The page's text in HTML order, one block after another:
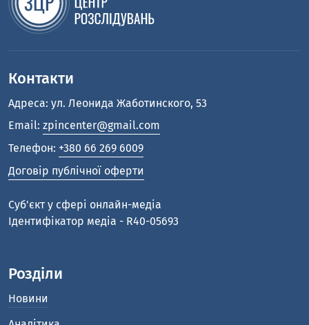
Контакти
Адреса: ул. Леонида Жаботинского, 53
Email: zpincenter@gmail.com
Телефон: +380 66 269 6009
Договір публічної оферти
Cуб'єкт у сфері онлайн-медіа
Ідентифікатор медіа - R40-05693
Розділи
Новини